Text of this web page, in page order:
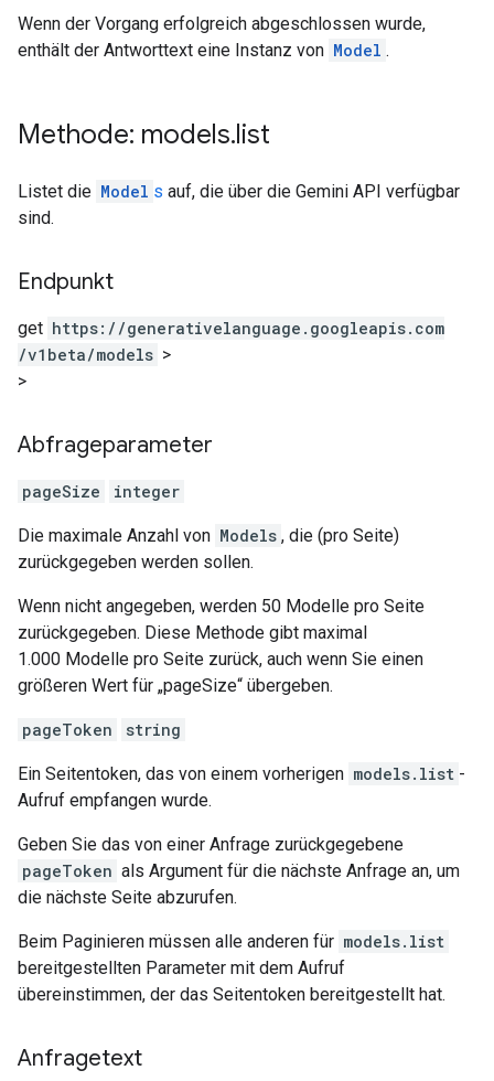
Wenn der Vorgang erfolgreich abgeschlossen wurde,
enthält der Antworttext eine Instanz von Model .
Methode: models.list
Listet die Model s auf, die über die Gemini API verfügbar
sind.
Endpunkt
get https: / /generativelanguage.googleapis.com
/v1beta/models >
>
Abfrageparameter
pageSize integer
Die maximale Anzahl von Models , die (pro Seite)
zurückgegeben werden sollen.
Wenn nicht angegeben, werden 50 Modelle pro Seite
zurückgegeben. Diese Methode gibt maximal
1.000 Modelle pro Seite zurück, auch wenn Sie einen
größeren Wert für „pageSize“ übergeben.
pageToken string
Ein Seitentoken, das von einem vorherigen models.list -
Aufruf empfangen wurde.
Geben Sie das von einer Anfrage zurückgegebene
pageToken als Argument für die nächste Anfrage an, um
die nächste Seite abzurufen.
Beim Paginieren müssen alle anderen für models.list
bereitgestellten Parameter mit dem Aufruf
übereinstimmen, der das Seitentoken bereitgestellt hat.
Anfragetext